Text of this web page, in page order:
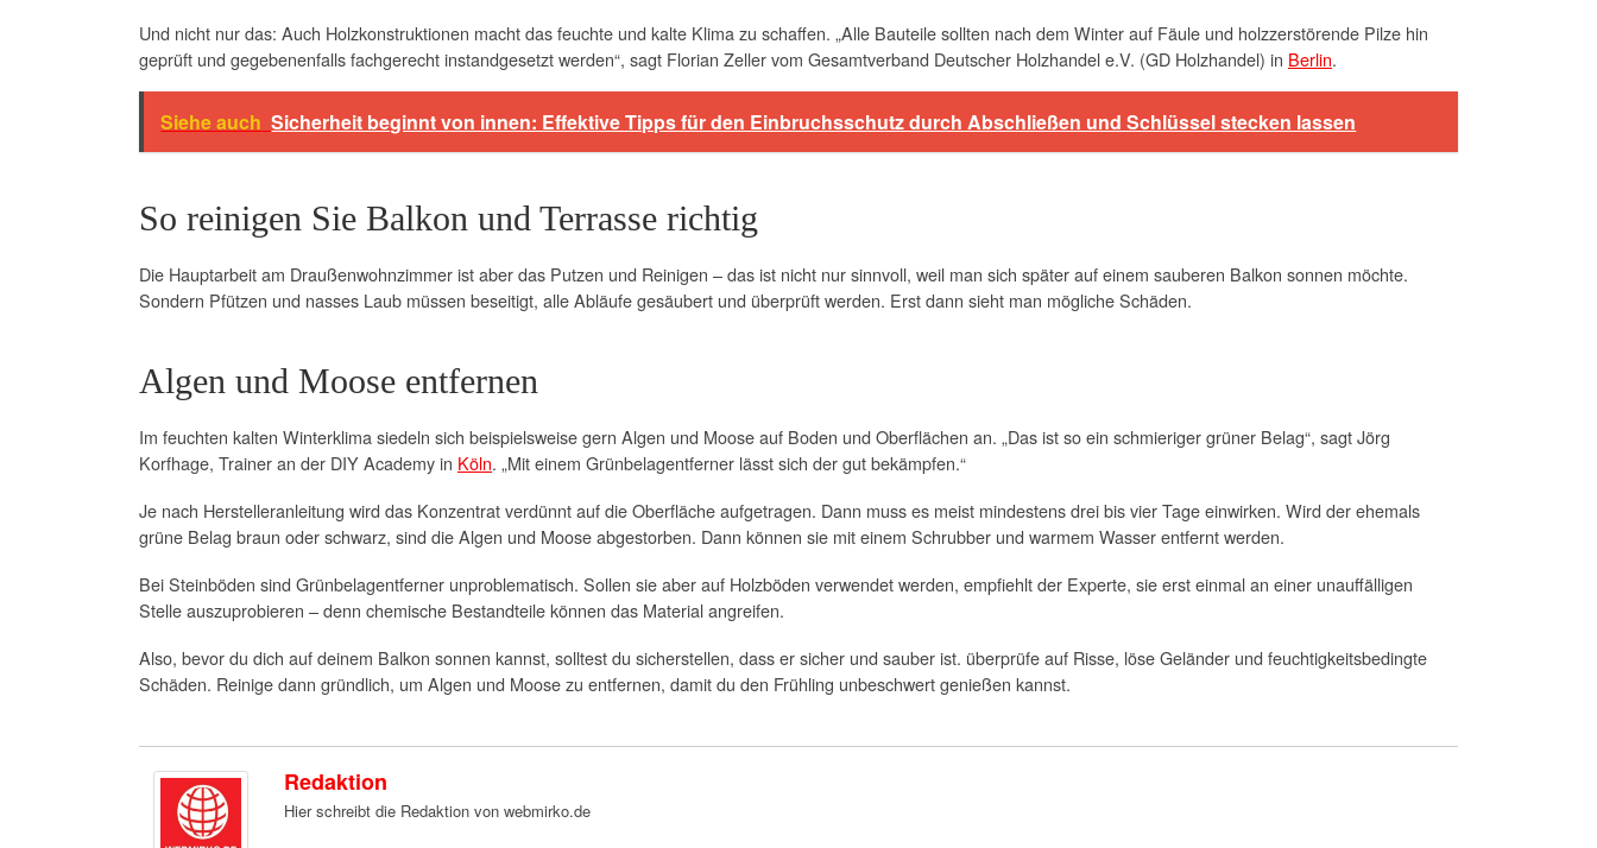
Und nicht nur das: Auch Holzkonstruktionen macht das feuchte und kalte Klima zu schaffen. „Alle Bauteile sollten nach dem Winter auf Fäule und holzzerstörende Pilze hin
geprüft und gegebenenfalls fachgerecht instandgesetzt werden“, sagt Florian Zeller vom Gesamtverband Deutscher Holzhandel e.V. (GD Holzhandel) in Berlin.
Siehe auch Sicherheit beginnt von innen: Effektive Tipps für den Einbruchsschutz durch Abschließen und Schlüssel stecken lassen
So reinigen Sie Balkon und Terrasse richtig
Die Hauptarbeit am Draußenwohnzimmer ist aber das Putzen und Reinigen – das ist nicht nur sinnvoll, weil man sich später auf einem sauberen Balkon sonnen möchte.
Sondern Pfützen und nasses Laub müssen beseitigt, alle Abläufe gesäubert und überprüft werden. Erst dann sieht man mögliche Schäden.
Algen und Moose entfernen
Im feuchten kalten Winterklima siedeln sich beispielsweise gern Algen und Moose auf Boden und Oberflächen an. „Das ist so ein schmieriger grüner Belag“, sagt Jörg
Korfhage, Trainer an der DIY Academy in Köln. „Mit einem Grünbelagentferner lässt sich der gut bekämpfen.“
Je nach Herstelleranleitung wird das Konzentrat verdünnt auf die Oberfläche aufgetragen. Dann muss es meist mindestens drei bis vier Tage einwirken. Wird der ehemals
grüne Belag braun oder schwarz, sind die Algen und Moose abgestorben. Dann können sie mit einem Schrubber und warmem Wasser entfernt werden.
Bei Steinböden sind Grünbelagentferner unproblematisch. Sollen sie aber auf Holzböden verwendet werden, empfiehlt der Experte, sie erst einmal an einer unauffälligen
Stelle auszuprobieren – denn chemische Bestandteile können das Material angreifen.
Also, bevor du dich auf deinem Balkon sonnen kannst, solltest du sicherstellen, dass er sicher und sauber ist. überprüfe auf Risse, löse Geländer und feuchtigkeitsbedingte
Schäden. Reinige dann gründlich, um Algen und Moose zu entfernen, damit du den Frühling unbeschwert genießen kannst.
Redaktion
Hier schreibt die Redaktion von webmirko.de